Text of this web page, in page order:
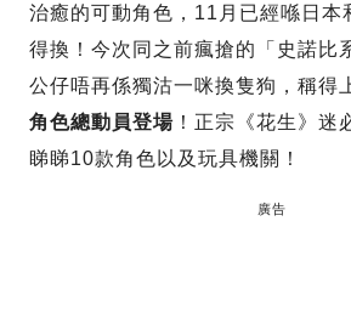
治癒的可動角色，11月已經喺日本
得換！ 今次同之前瘋搶的「史諾比
公仔唔再係獨沽一咪換隻狗，稱得
角色總動員登場 ！正宗《花生》迷
睇睇10款角色以及玩具機關！
廣告